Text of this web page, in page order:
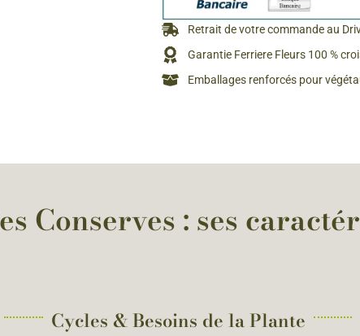
Bulbes
Retrait de votre commande au
Garantie Ferriere Fleurs 100 %
Emballages renforcés pour
Conserves : ses
Cycles & Besoins de la Plante​